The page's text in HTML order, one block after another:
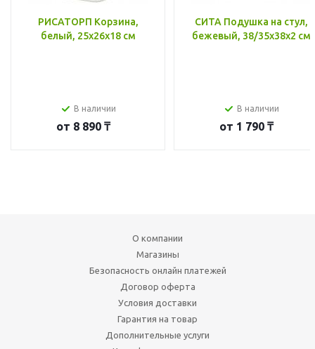
РИСАТОРП Корзина,
белый, 25x26x18 см
В наличии
от 8 890 ₸
СИТА Подушка на стул,
бежевый, 38/35x38x2 см
В наличии
от 1 790 ₸
О компании
Магазины
Безопасность онлайн платежей
Договор оферта
Условия доставки
Гарантия на товар
Дополнительные услуги